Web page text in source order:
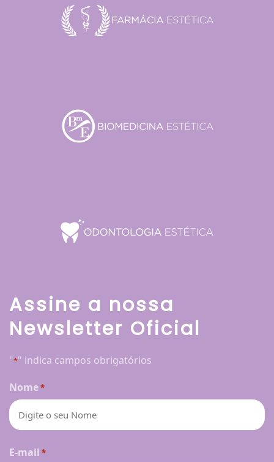
Assine a nossa
Newsletter Oficial
"*" indica campos obrigatórios
Nome*
E-mail *